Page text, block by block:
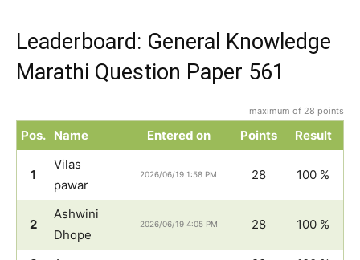
Leaderboard: General Knowledge
Marathi Question Paper 561
maximum of 28 points
Pos. Name Entered on Points Result
1
Vilas
pawar
2026/06/19 1:58 PM 28 100 %
2
Ashwini
Dhope
2026/06/19 4:05 PM 28 100 %